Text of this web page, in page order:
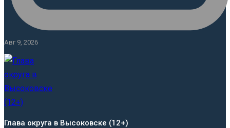
Авг 9, 2026
Глава округа в Высоковске (12+)